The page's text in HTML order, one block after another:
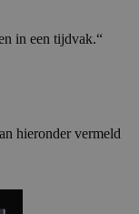
in een tijdvak.“
hieronder vermeld